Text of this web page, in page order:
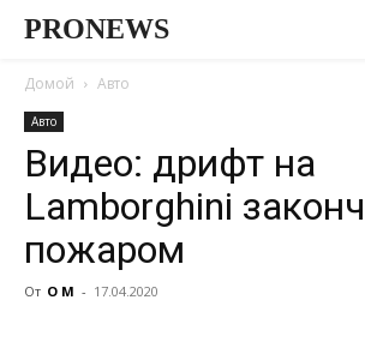
PRONEWS
Домой Авто
Авто
Видео: дрифт на
Lamborghini
пожаром
От О М - 17.04.2020